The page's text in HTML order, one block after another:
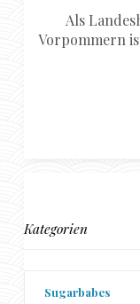
Als
Vorpommern
Kategorien
Sugarbabes